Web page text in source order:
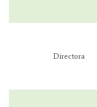
Directora